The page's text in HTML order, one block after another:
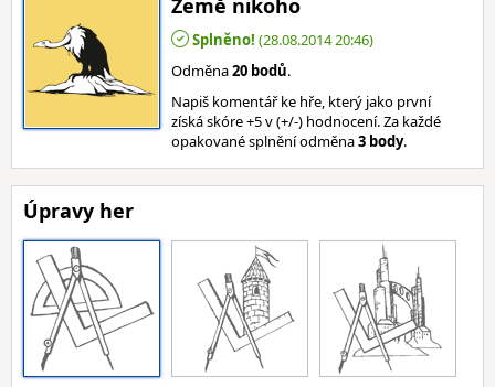
Země nikoho
Splněno! (28.08.2014 20:46)
Odměna20 bodů.
Napiš komentář ke hře, který jako první
získá skóre +5 v (+/-) hodnocení. Za každé
opakované splnění odměna3 body.
Úpravy her